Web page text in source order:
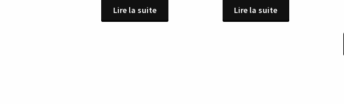
Lire la suite Lire la suite